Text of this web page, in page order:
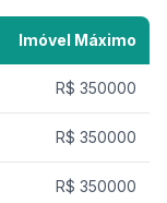
Imóvel Máximo
R$ 350000
R$ 350000
R$ 350000